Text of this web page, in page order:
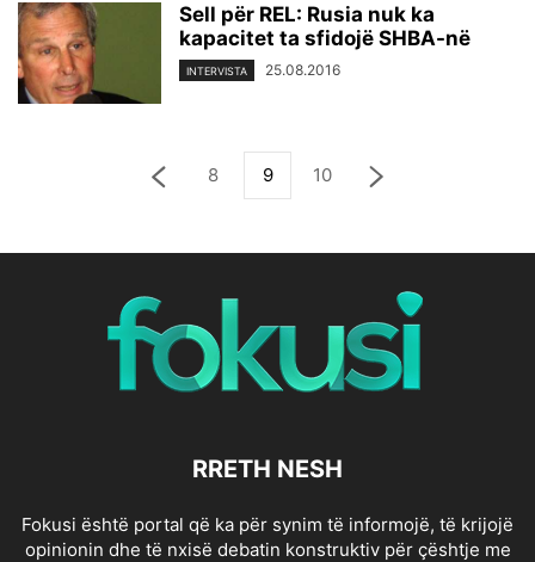
Sell për REL: Rusia nuk ka
kapacitet ta sfidojë SHBA-në
INTERVISTA 25.08.2016
8 9 10
RRETH NESH
Fokusi është portal që ka për synim të informojë, të krijojë
opinionin dhe të nxisë debatin konstruktiv për çështje me